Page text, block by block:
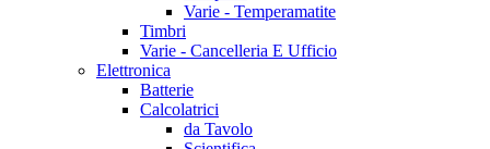
Varie - Temperamatite
Timbri
Varie - Cancelleria E Ufficio
Elettronica
Batterie
Calcolatrici
da Tavolo